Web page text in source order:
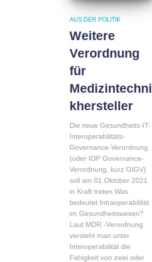
AUS DER POLITIK
Weitere
Verordnung
für
Medizintechni
khersteller
Die neue Gesundheits-IT-
Interoperabilitäts-
Governance-Verordnung
(oder IOP Governance-
Verordnung, kurz GIGV)
soll am 01.Oktober 2021
in Kraft treten.Was
bedeutet Intraoperabilität
im Gesundheitswesen?
Laut MDR -Verordnung
versteht man unter
Interoperabilität die
Fähigkeit von zwei oder